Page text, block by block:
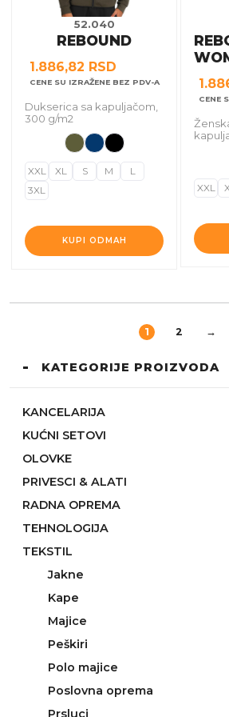
KATEGORIJE PROIZVODA
KANCELARIJA
KUĆNI SETOVI
OLOVKE
PRIVESCI & ALATI
RADNA OPREMA
TEHNOLOGIJA
TEKSTIL
Jakne
Kape
Majice
Peškiri
Polo majice
Poslovna oprema
Prsluci
52.040
REBOUND
1.886,82 RSD
CENE SU IZRAŽENE BEZ PDV-A
Dukserica sa kapuljačom,
300 g/m2
KUPI ODMAH
izabrane
na
stranici
XXL XL S M
L
3XL
CENE
na
XXL
1 2 →